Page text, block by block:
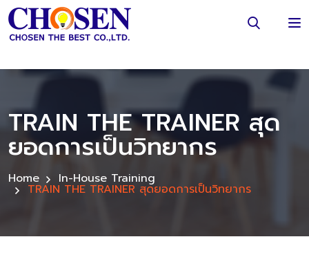
TRAIN THE TRAINER สุด
ยอดการเป็นวิทยากร
Home In-House Training
TRAIN THE TRAINER สุดยอดการเป็นวิทยากร